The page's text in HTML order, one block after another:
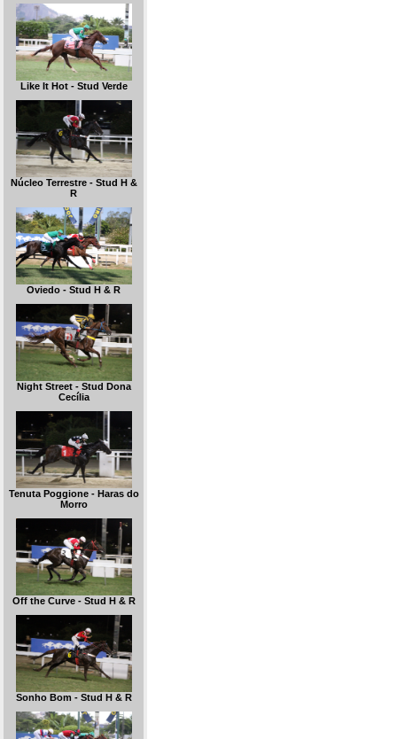
Like It Hot - Stud Verde
Núcleo Terrestre - Stud H &
R
Oviedo - Stud H & R
Night Street - Stud Dona
Cecília
Tenuta Poggione - Haras do
Morro
Off the Curve - Stud H & R
Sonho Bom - Stud H & R